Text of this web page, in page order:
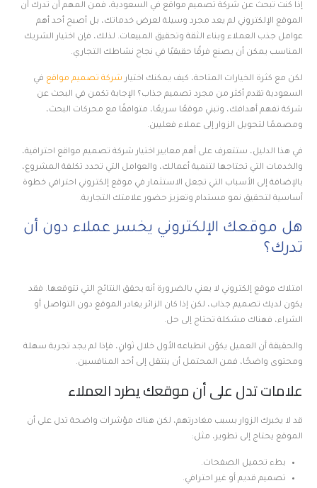
إذا كنت تبحث عن شركة تصميم مواقع في السعودية، فمن المهم أن تدرك أن
الموقع الإلكتروني لم يعد مجرد وسيلة لعرض خدماتك، بل أصبح أحد أهم
عوامل جذب العملاء وبناء الثقة وتحقيق المبيعات. لذلك، فإن اختيار الشريك
المناسب يمكن أن يصنع فرقًا حقيقيًا في نجاح نشاطك التجاري.
لكن مع كثرة الخيارات المتاحة، كيف يمكنك اختيار شركة تصميم مواقع في
السعودية تقدم أكثر من مجرد تصميم جذاب؟ الإجابة تكمن في البحث عن
شركة تفهم أهدافك، وتبني موقعًا سريعًا، متوافقًا مع محركات البحث،
ومصممًا لتحويل الزوار إلى عملاء فعليين.
في هذا الدليل، ستتعرف على أهم معايير اختيار شركة تصميم مواقع احترافية،
والخدمات التي تحتاجها لتنمية أعمالك، والعوامل التي تحدد تكلفة المشروع،
بالإضافة إلى الأسباب التي تجعل الاستثمار في موقع إلكتروني احترافي خطوة
أساسية لتحقيق نمو مستدام وتعزيز حضور علامتك التجارية.
هل موقعك الإلكتروني يخسر عملاء دون أن
تدرك؟
امتلاك موقع إلكتروني لا يعني بالضرورة أنه يحقق النتائج التي تتوقعها. فقد
يكون لديك تصميم جذاب، لكن إذا كان الزائر يغادر الموقع دون التواصل أو
الشراء، فهناك مشكلة تحتاج إلى حل.
والحقيقة أن العميل يكوّن انطباعه الأول خلال ثوانٍ، فإذا لم يجد تجربة سهلة
ومحتوى واضحًا، فمن المحتمل أن ينتقل إلى أحد المنافسين.
علامات تدل على أن موقعك يطرد العملاء
قد لا يخبرك الزوار بسبب مغادرتهم، لكن هناك مؤشرات واضحة تدل على أن
الموقع يحتاج إلى تطوير، مثل:
بطء تحميل الصفحات.
تصميم قديم أو غير احترافي.